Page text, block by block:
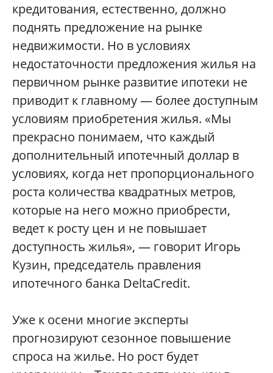
кредитования, естественно, должно
поднять предложение на рынке
недвижимости. Но в условиях
недостаточности предложения жилья на
первичном рынке развитие ипотеки не
приводит к главному — более доступным
условиям приобретения жилья. «Мы
прекрасно понимаем, что каждый
дополнительный ипотечный доллар в
условиях, когда нет пропорционального
роста количества квадратных метров,
которые на него можно приобрести,
ведет к росту цен и не повышает
доступность жилья», — говорит Игорь
Кузин, председатель правления
ипотечного банка DeltaCredit.
Уже к осени многие эксперты
прогнозируют сезонное повышение
спроса на жилье. Но рост будет